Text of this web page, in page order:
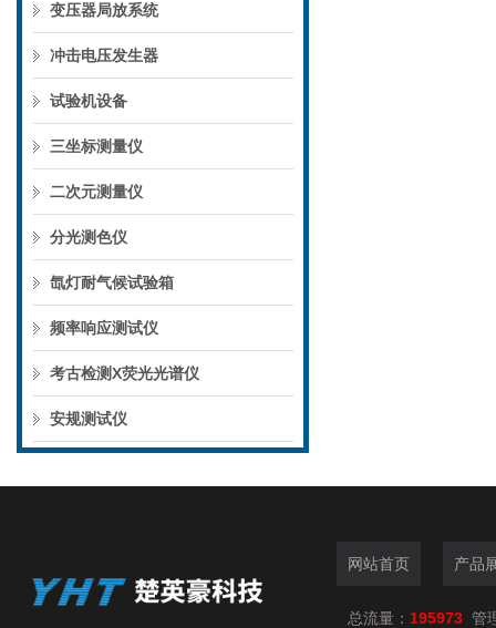
变压器局放系统
冲击电压发生器
试验机设备
三坐标测量仪
二次元测量仪
分光测色仪
氙灯耐气候试验箱
频率响应测试仪
考古检测X荧光光谱仪
安规测试仪
网站首页 产品
总流量： 195973 管